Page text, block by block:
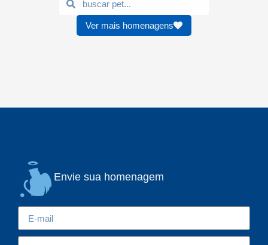
Ver mais homenagens
Envie sua homenagem